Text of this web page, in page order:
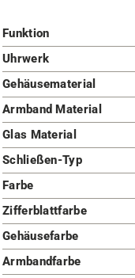
Funktion
Uhrwerk
Gehäusematerial
Armband Material
Glas Material
Schließen-Typ
Farbe
Zifferblattfarbe
Gehäusefarbe
Armbandfarbe